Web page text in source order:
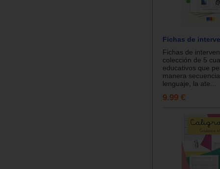
Fichas de
Fichas de
colección de 5
educativos que
manera
lenguaje, la ate...
9.99 €